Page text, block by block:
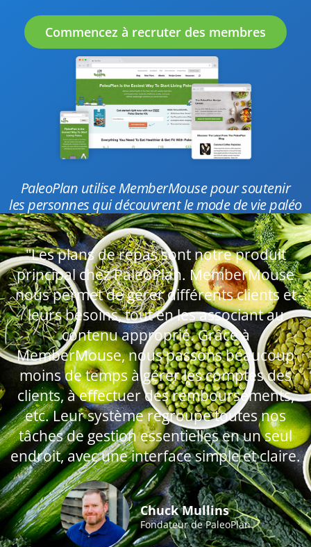
Commencez à recruter des membres
PaleoPlan utilise MemberMouse pour soutenir
les personnes qui découvrent le mode de vie paléo
"Les plans de repas sont notre produit
principal chez PaleoPlan. MemberMouse
nous permet de gérer différents clients et
leurs besoins, tout en les associant au
contenu approprié. Grâce à
MemberMouse, nous passons beaucoup
moins de temps à gérer les comptes des
clients, à effectuer des remboursements,
etc. Leur système regroupe toutes nos
tâches de gestion essentielles en un seul
endroit, avec une interface simple et claire.
Chuck Mullins
Fondateur de PaleoPlan